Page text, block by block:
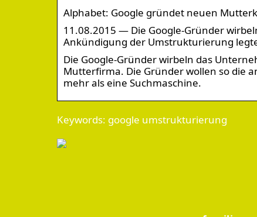
Alphabet: Google gründet neuen
11.08.2015 — Die Google-Gründer
Ankündigung der Umstrukturierung
Die Google-Gründer wirbeln das
Mutterfirma. Die Gründer wollen so die
mehr als eine Suchmaschine.
Keywords: google umstrukturierung